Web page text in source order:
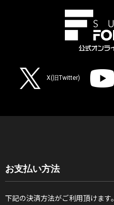
X(旧Twitter)
お支払い方法
下記の決済方法がご利用頂けます。